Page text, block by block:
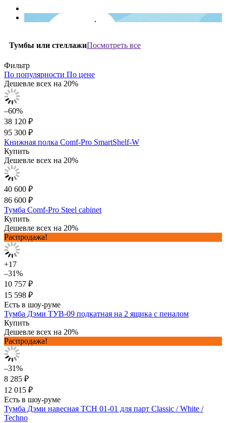
Тумбы или стеллажиПосмотреть все
Фильтр
По популярности По цене
Дешевле всех на 20%
–60%
38 120 ₽
95 300 ₽
Книжная полка Comf-Pro SmartShelf-W
Купить
Дешевле всех на 20%
40 600 ₽
86 600 ₽
Тумба Comf-Pro Steel cabinet
Купить
Дешевле всех на 20%
Распродажа!
+17
–31%
10 757 ₽
15 598 ₽
Есть в шоу-руме
Тумба Дэми ТУВ-09 подкатная на 2 ящика с пеналом
Купить
Дешевле всех на 20%
Распродажа!
–31%
8 285 ₽
12 015 ₽
Есть в шоу-руме
Тумба Дэми навесная ТСН 01-01 для парт Classic / White /
Techno